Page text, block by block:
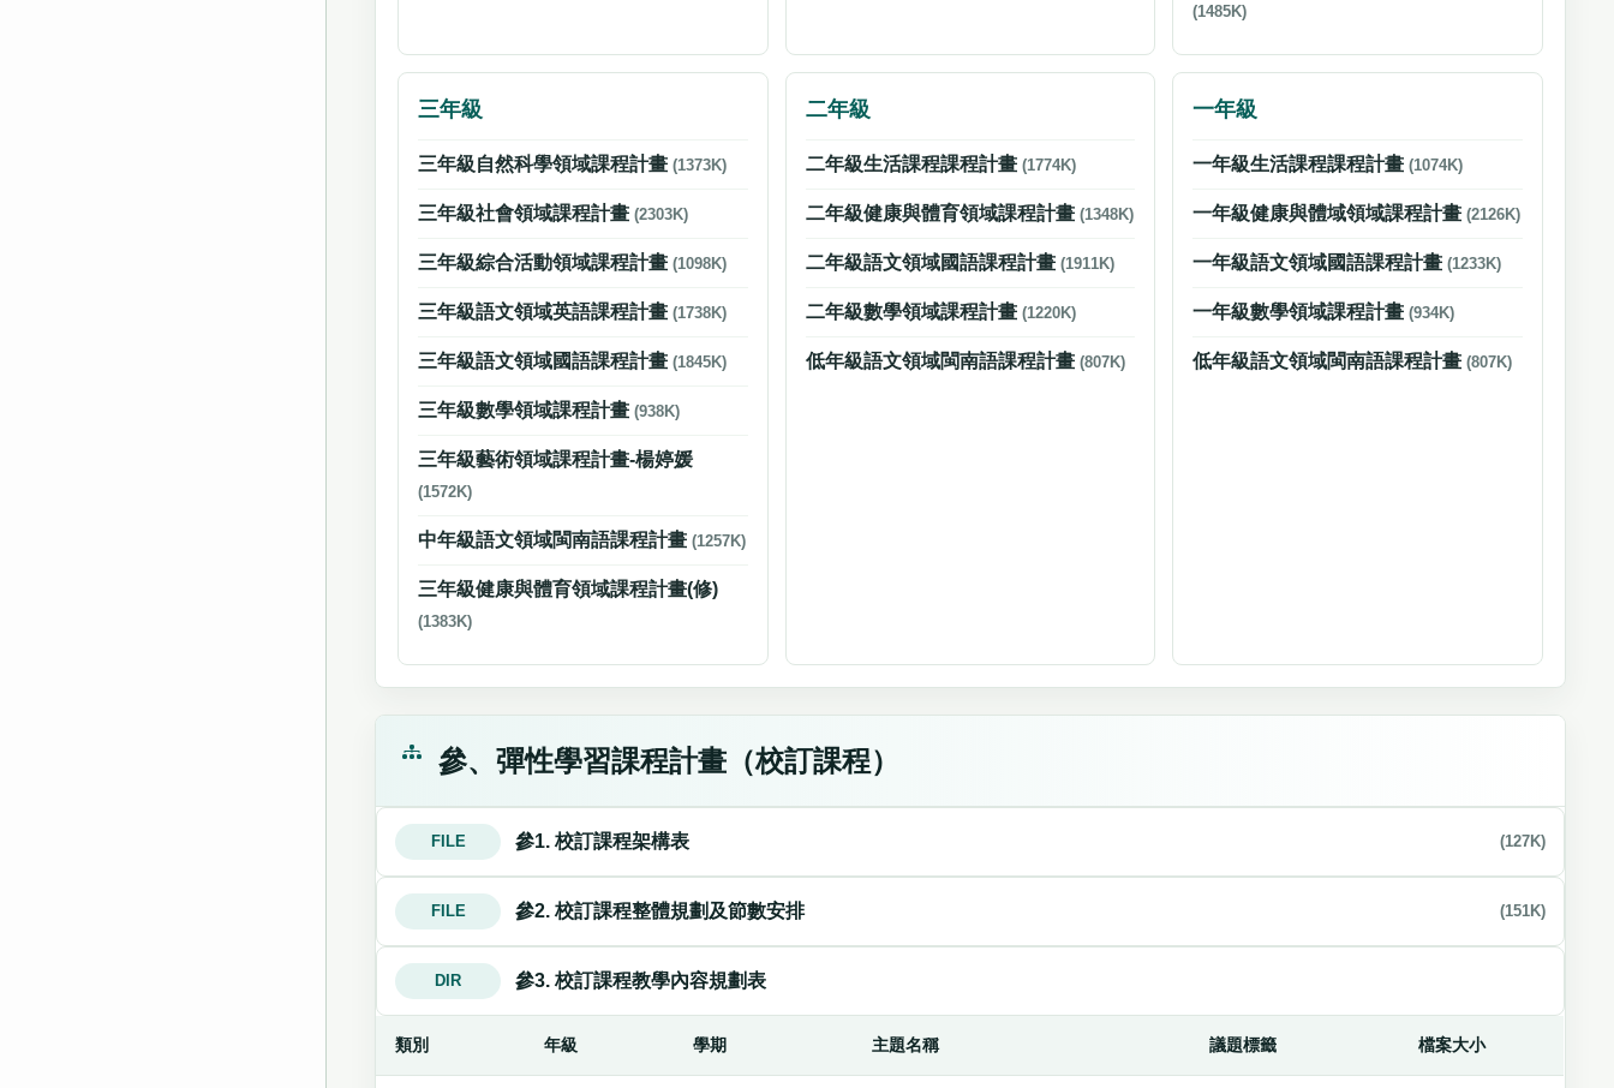
(1485K)
三年級
三年級自然科學領域課程計畫(1373K)
三年級社會領域課程計畫(2303K)
三年級綜合活動領域課程計畫(1098K)
三年級語文領域英語課程計畫(1738K)
三年級語文領域國語課程計畫(1845K)
三年級數學領域課程計畫(938K)
三年級藝術領域課程計畫-楊婷媛
(1572K)
中年級語文領域閩南語課程計畫(1257K)
三年級健康與體育領域課程計畫(修)
(1383K)
二年級
二年級生活課程課程計畫 (1774K)
二年級健康與體育領域課程計畫 (1348K)
二年級語文領域國語課程計畫 (1911K)
二年級數學領域課程計畫 (1220K)
低年級語文領域閩南語課程計畫 (807K)
一年級
一年級生活課程課程計畫(1074K)
一年級健康與體域領域課程計畫(2126K)
一年級語文領域國語課程計畫(1233K)
一年級數學領域課程計畫(934K)
低年級語文領域閩南語課程計畫(807K)
參、彈性學習課程計畫（校訂課程）
FILE 參1. 校訂課程架構表 (127K)
FILE 參2. 校訂課程整體規劃及節數安排 (151K)
DIR 參3. 校訂課程教學內容規劃表
類別 年級 學期 主題名稱 議題標籤 檔案大小